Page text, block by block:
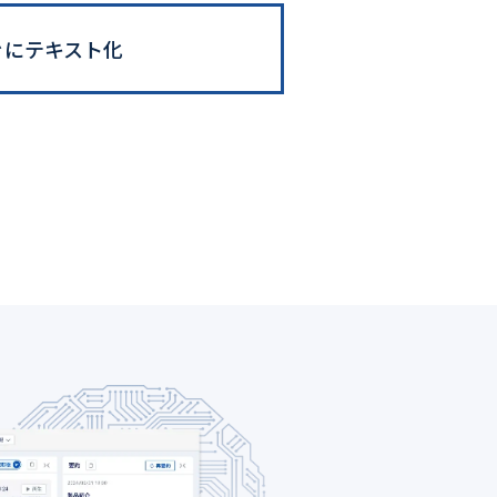
テキスト化